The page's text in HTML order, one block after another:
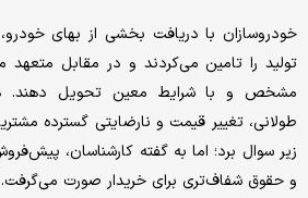
خودروسازان با دریافت بخشی از بهای خودرو،
تولید را تامین می‌کردند و در مقابل
مشخص و با شرایط معین تحویل دهند.
طولانی، تغییر قیمت و نارضایتی گسترده
زیر سوال برد؛ اما به گفته کارشناسان،
و حقوق شفاف‌تری برای خریدار صورت